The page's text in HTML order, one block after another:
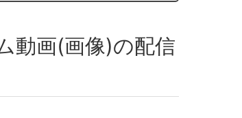
動画(画像)の配信